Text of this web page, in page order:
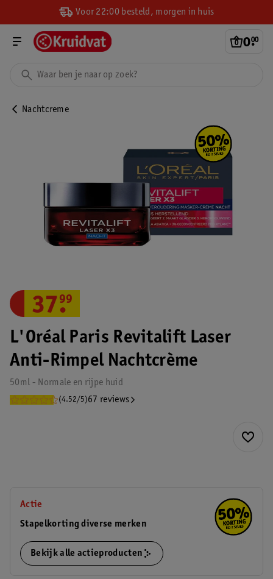
Voor 22:00 besteld, morgen in huis
0.
00
Nachtcreme
L'Oréal Paris Revitalift Laser
Anti-Rimpel Nachtcrème
50ml - Normale en rijpe huid
(4.52/5)67 reviews
37.
99
Actie
Stapelkorting diverse merken
Bekijk alle actieproducten